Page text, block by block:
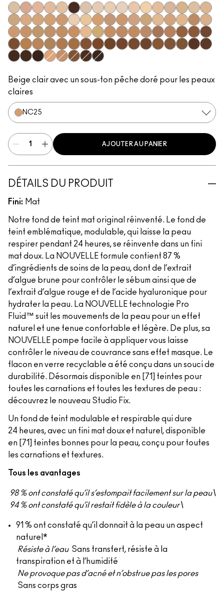
NC5N12N11N18N10NW63
NC10NW5NW10NC12N4 NC13NW13N4.5NC15N4.75NC16
NC17NC18NW15NC20NW18C4C40NC25NW20
NW22NC27NC30
N5 N6 C3.5NW25
N6.5
NC35NC37NC38NC40NC41NC42C4.5C45NC43.5
NC44NC44.5
NW30
NW33NW35NW40NW43
NW44
NW45
C8NC45NC45.5
NC46NC47NC50NW46NW47
Beige clair avec un sous-ton pêche doré pour les peaux
claires
NC25
AJOUTER AU PANIER
DÉTAILS DU PRODUIT
Fini: Mat
Notre fond de teint mat original réinventé. Le fond de
teint emblématique, modulable, qui laisse la peau
respirer pendant 24 heures, se réinvente dans un fini
mat doux. La NOUVELLE formule contient 87 %
d’ingrédients de soins de la peau, dont de l’extrait
d’algue brune pour contrôler le sébum ainsi que de
l’extrait d’algue rouge et de l’acide hyaluronique pour
hydrater la peau. La NOUVELLE technologie Pro
Fluid™ suit les mouvements de la peau pour un effet
naturel et une tenue confortable et légère. De plus, sa
NOUVELLE pompe facile à appliquer vous laisse
contrôler le niveau de couvrance sans effet masque. Le
flacon en verre recyclable a été conçu dans un souci de
durabilité. Désormais disponible en [71] teintes pour
toutes les carnations et toutes les textures de peau :
découvrez le nouveau Studio Fix.
Un fond de teint modulable et respirable qui dure
24 heures, avec un fini mat doux et naturel, disponible
en [71] teintes bonnes pour la peau, conçu pour toutes
les carnations et textures.
Tous les avantages
98 % ont constaté qu’il s’estompait facilement sur la peau\
94 % ont constaté qu’il restait fidèle à la couleur\
91 % ont constaté qu’il donnait à la peau un aspect
naturel*
Résiste à l’eau Sans transfert, résiste à la
transpiration et à l’humidité
Ne provoque pas d’acné et n’obstrue pas les pores
Sans corps gras